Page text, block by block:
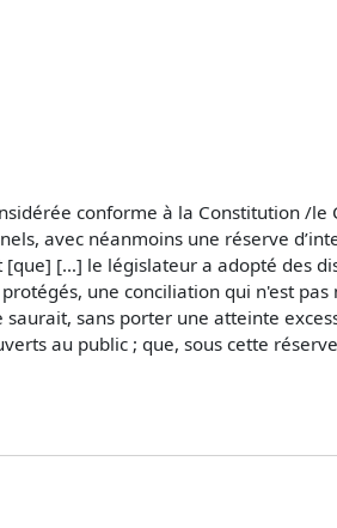
conforme à la Constitution /le
avec néanmoins une réserve
[…] le législateur a adopté des
une conciliation qui n'est
sans porter une atteinte
au public ; que, sous cette